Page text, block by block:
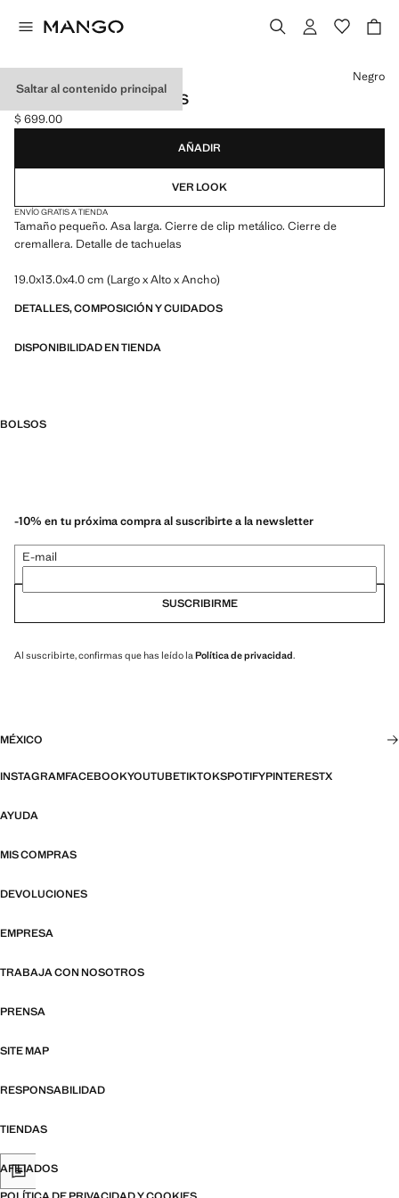
Saltar al contenido principal
MINI BOLSO TACHUELAS
Precio actual [$ 699.00 ]
$ 699.00
Selecciona un color
Negro
AÑADIR
VER LOOK
ENVÍO GRATIS A TIENDA
Tamaño pequeño. Asa larga. Cierre de clip metálico. Cierre de
cremallera. Detalle de tachuelas
19.0x13.0x4.0 cm (Largo x Alto x Ancho)
DETALLES, COMPOSICIÓN Y CUIDADOS
DISPONIBILIDAD EN TIENDA
BOLSOS
-10% en tu próxima compra al suscribirte a la newsletter
E-mail
SUSCRIBIRME
Al suscribirte, confirmas que has leído la Política de privacidad.
MÉXICO
INSTAGRAMFACEBOOKYOUTUBETIKTOKSPOTIFYPINTERESTX
AYUDA
MIS COMPRAS
DEVOLUCIONES
EMPRESA
TRABAJA CON NOSOTROS
PRENSA
SITE MAP
RESPONSABILIDAD
TIENDAS
AFILIADOS